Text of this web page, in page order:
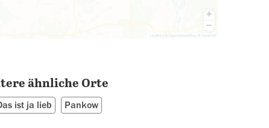
ähnliche Orte
ist ja lieb Pankow